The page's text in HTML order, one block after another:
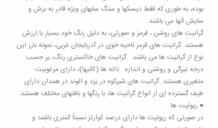
بوده، به طوری که فقط دیسکها و سنگ سابهای ویژه قادر به برش و
سایش آنها می باشند.
گرانیت های روشن ، قرمز و صورتی، به دلیل رنگ خود بسیار با ارزش
هستند. گرانیت های قرمز ناحیه خوی در آذربایجان غربی، نمونه بارز این
نوع از گرانیت ها می باشند. گرانیت های خاکستری رنگ، بر حسب
درجه تیرگی و روشنی و اندازه دانه ها (کانیها)، دارای مرغوبیت
متغیری هستند. گرانیت های شیرکوه در یزد و الوند در همدان دارای
طیف گسترده ای از انواع گرانیت ها، با رنگها و بافتهای مختلف هستند.
● ریولیت ها
در صورتی که ریولیت ها دارای درصد کوارتز نسبتاً کمتری باشند و